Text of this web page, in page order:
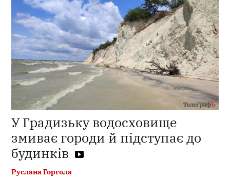
У Градизьку водосховище
змиває городи й підступає до
будинків
Руслана Горгола